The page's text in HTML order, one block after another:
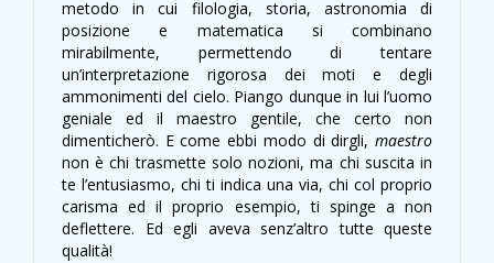
metodo in cui filologia, storia, astronomia di
posizione e matematica si combinano
mirabilmente, permettendo di tentare
un’interpretazione rigorosa dei moti e degli
ammonimenti del cielo. Piango dunque in lui l’uomo
geniale ed il maestro gentile, che certo non
dimenticherò. E come ebbi modo di dirgli, maestro
non è chi trasmette solo nozioni, ma chi suscita in
te l’entusiasmo, chi ti indica una via, chi col proprio
carisma ed il proprio esempio, ti spinge a non
deflettere. Ed egli aveva senz’altro tutte queste
qualità!